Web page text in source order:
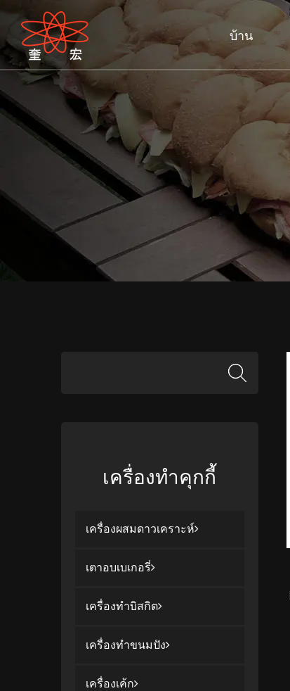
บ้าน
เครื่องทำคุกกี้
เครื่องผสมดาวเคราะห์
เตาอบเบเกอรี่
เครื่องทำบิสกิต
เครื่องทำขนมปัง
เครื่องเค้ก